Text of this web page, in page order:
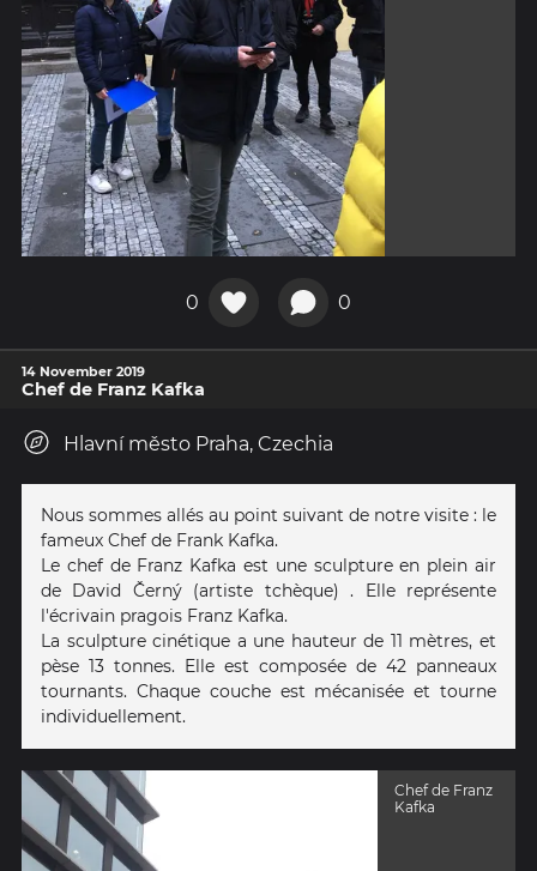
0 0
14 November 2019
Chef de Franz Kafka
Hlavní město Praha, Czechia
Nous sommes allés au point suivant de notre visite : le
fameux Chef de Frank Kafka.
Le chef de Franz Kafka est une sculpture en plein air
de David Černý (artiste tchèque) . Elle représente
l'écrivain pragois Franz Kafka.
La sculpture cinétique a une hauteur de 11 mètres, et
pèse 13 tonnes. Elle est composée de 42 panneaux
tournants. Chaque couche est mécanisée et tourne
individuellement.
Chef de Franz
Kafka